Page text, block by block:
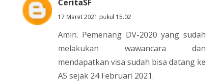
CeritaSF
17 Maret 2021 pukul 15.02
Amin. Pemenang DV-2020 yang sudah
melakukan wawancara dan
mendapatkan visa sudah bisa datang ke
AS sejak 24 Februari 2021.